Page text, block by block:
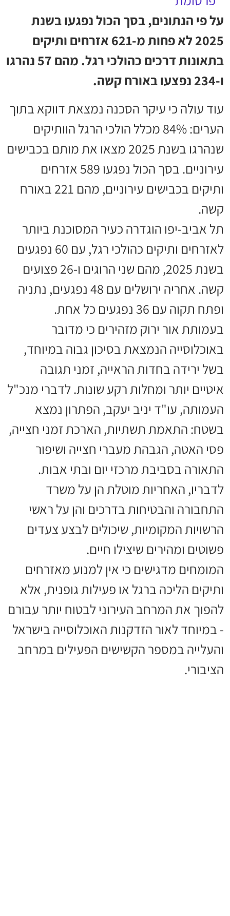
על פי הנתונים, בסך הכול נפגעו בשנת
2025 לא פחות מ-621 אזרחים ותיקים
בתאונות דרכים כהולכי רגל. מהם 57 נהרגו
ו-234 נפצעו באורח קשה.
עוד עולה כי עיקר הסכנה נמצאת דווקא בתוך
הערים: 84% מכלל הולכי הרגל הוותיקים
שנהרגו בשנת 2025 מצאו את מותם בכבישים
עירוניים. בסך הכול נפגעו 589 אזרחים
ותיקים בכבישים עירוניים, מהם 221 באורח
קשה.
תל אביב-יפו הוגדרה כעיר המסוכנת ביותר
לאזרחים ותיקים כהולכי רגל, עם 60 נפגעים
בשנת 2025, מהם שני הרוגים ו-26 פצועים
קשה. אחריה ירושלים עם 48 נפגעים, נתניה
ופתח תקוה עם 36 נפגעים כל אחת.
בעמותת אור ירוק מזהירים כי מדובר
באוכלוסייה הנמצאת בסיכון גבוה במיוחד,
בשל ירידה בחדות הראייה, זמני תגובה
איטיים יותר ומחלות רקע שונות. לדברי מנכ"ל
העמותה, עו"ד יניב יעקב, הפתרון נמצא
בשטח: התאמת תשתיות, הארכת זמני חצייה,
פסי האטה, הגבהת מעברי חצייה ושיפור
התאורה בסביבת מרכזי יום ובתי אבות.
לדבריו, האחריות מוטלת הן על משרד
התחבורה והבטיחות בדרכים והן על ראשי
הרשויות המקומיות, שיכולים לבצע צעדים
פשוטים ומהירים שיצילו חיים.
המומחים מדגישים כי אין למנוע מאזרחים
ותיקים הליכה ברגל או פעילות גופנית, אלא
להפוך את המרחב העירוני לבטוח יותר עבורם
- במיוחד לאור הזדקנות האוכלוסייה בישראל
והעלייה במספר הקשישים הפעילים במרחב
הציבורי.